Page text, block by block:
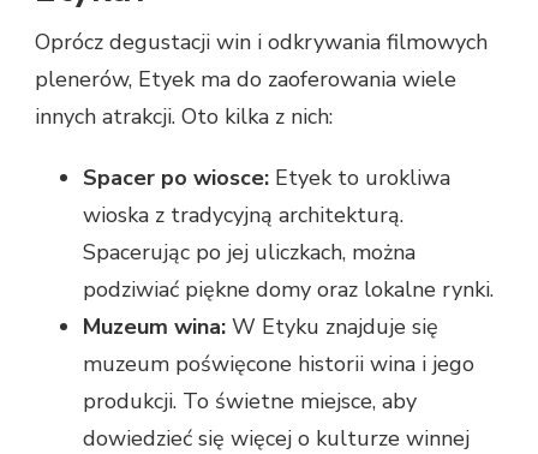
Oprócz degustacji win i odkrywania filmowych
plenerów, Etyek ma do zaoferowania wiele
innych atrakcji. Oto kilka z nich:
Spacer po wiosce: Etyek to urokliwa
wioska z tradycyjną architekturą.
Spacerując po jej uliczkach, można
podziwiać piękne domy oraz lokalne rynki.
Muzeum wina: W Etyku znajduje się
muzeum poświęcone historii wina i jego
produkcji. To świetne miejsce, aby
dowiedzieć się więcej o kulturze winnej